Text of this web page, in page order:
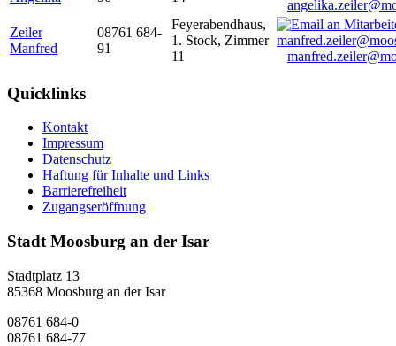
Zeiler
Manfred
08761 684-
91
Feyerabendhaus,
1. Stock, Zimmer
11
Quicklinks
Kontakt
Impressum
Datenschutz
Haftung für Inhalte und Links
Barrierefreiheit
Zugangseröffnung
Stadt Moosburg an der Isar
Stadtplatz 13
85368 Moosburg an der Isar
08761 684-0
08761 684-77